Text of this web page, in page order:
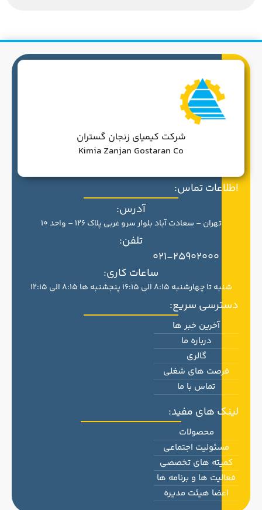
اطلاعات تماس:
آدرس:
تهران – سعادت آباد بلوار سرو غربی پلاک 126 – واحد 10
تلفن:
021-25902000
ساعات کاری:
شنبه تا چهارشنبه 8:15 الی 16:15 پنجشنبه ها 8:15 الی 12:15
دسترسی سریع:
آخرین خبر ها
درباره ما
گالری
فرصت های شغلی
تماس با ما
لینک های مفید:
محصولات
مسئولیت اجتماعی
کمیته های تخصصی
فعالیت ها و برنامه ها
اعضا هیئت مدیره
شرکت کیمیای زنجان گستران
Kimia Zanjan Gostaran Co